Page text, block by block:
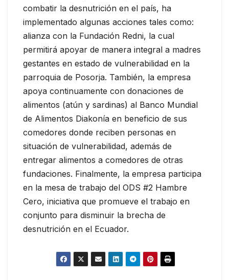
combatir la desnutrición en el país, ha
implementado algunas acciones tales como:
alianza con la Fundación Redni, la cual
permitirá apoyar de manera integral a madres
gestantes en estado de vulnerabilidad en la
parroquia de Posorja. También, la empresa
apoya continuamente con donaciones de
alimentos (atún y sardinas) al Banco Mundial
de Alimentos Diakonía en beneficio de sus
comedores donde reciben personas en
situación de vulnerabilidad, además de
entregar alimentos a comedores de otras
fundaciones. Finalmente, la empresa participa
en la mesa de trabajo del ODS #2 Hambre
Cero, iniciativa que promueve el trabajo en
conjunto para disminuir la brecha de
desnutrición en el Ecuador.